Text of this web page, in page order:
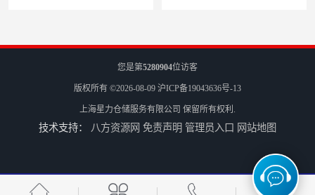
宝山区小面积托管仓库，电商仓库
您是第5280904位访客
版权所有 ©2026-08-09 沪ICP备19043636号-13
上海星力仓储服务有限公司 保留所有权利.
技术支持： 八方资源网 免责声明 管理员入口 网站地图